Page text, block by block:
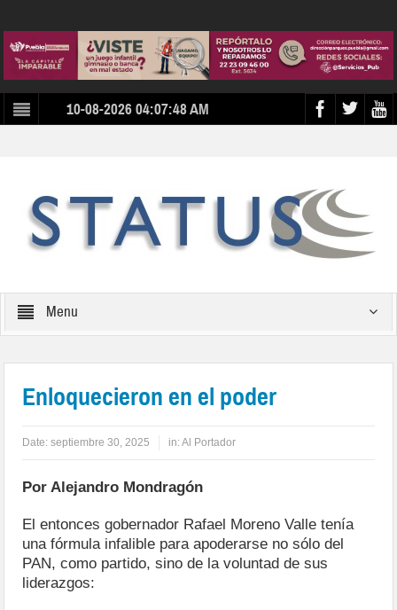
10-08-2026 04:07:48 AM
Menu
Enloquecieron en el poder
Date:septiembre 30, 2025 in:Al Portador
Por Alejandro Mondragón
El entonces gobernador Rafael Moreno Valle tenía
una fórmula infalible para apoderarse no sólo del
PAN, como partido, sino de la voluntad de sus
liderazgos: